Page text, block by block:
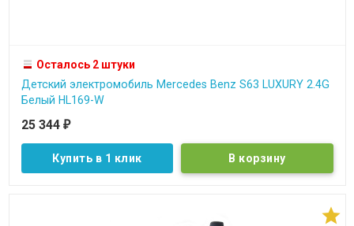
Осталось 2 штуки
Детский электромобиль Mercedes Benz S63 LUXURY 2.4G
Белый HL169-W
25 344 ₽
Купить в 1 клик
